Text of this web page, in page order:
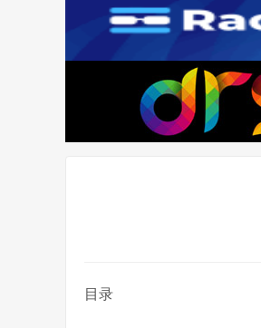
目录